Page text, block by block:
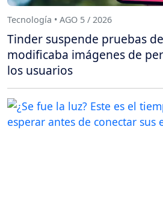
Tecnología • AGO 5 / 2026
Tinder suspende pruebas
modificaba imágenes de
los usuarios